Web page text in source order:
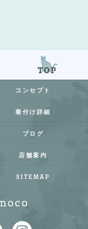
コンセプト
着付け詳細
ブログ
店舗案内
SITEMAP